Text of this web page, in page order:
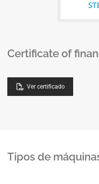
Certificate of
Ver certificado
Tipos de